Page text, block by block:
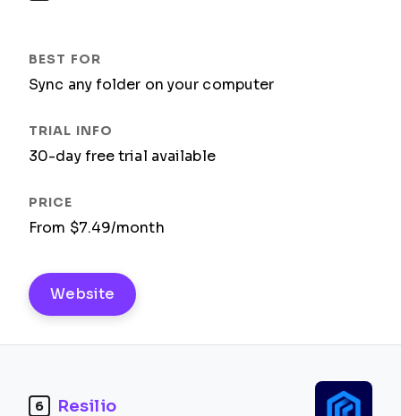
Sync any folder on your computer
30-day free trial available
From $7.49/month
Website
6 Resilio